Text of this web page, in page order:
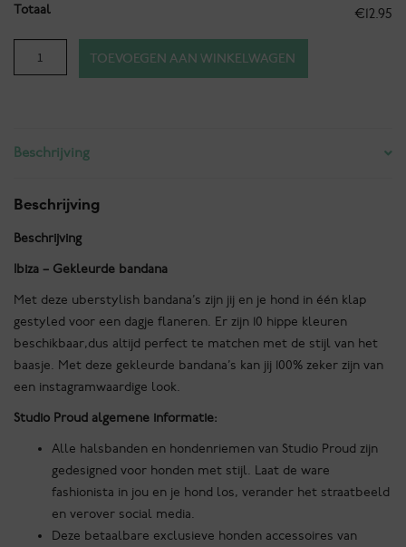
Totaal €12.95
Vedrá
Zwart
TOEVOEGEN AAN WINKELWAGEN
Beschrijving
Beschrijving
Beschrijving
Ibiza – Gekleurde bandana
Met deze uberstylish bandana’s zijn jij en je hond in één klap
gestyled voor een dagje flaneren. Er zijn 10 hippe kleuren
beschikbaar,dus altijd perfect te matchen met de stijl van het
baasje. Met deze gekleurde bandana’s kan jij 100% zeker zijn van
een instagramwaardige look.
Studio Proud algemene informatie:
Alle halsbanden en hondenriemen van Studio Proud zijn
gedesigned voor honden met stijl. Laat de ware
fashionista in jou en je hond los, verander het straatbeeld
en verover social media.
Deze betaalbare exclusieve honden accessoires van